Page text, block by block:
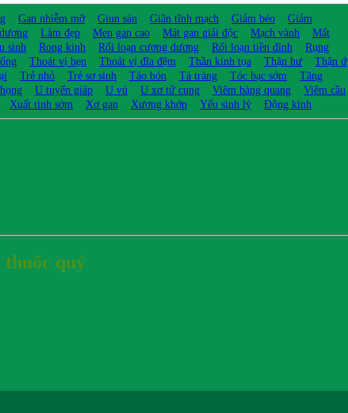
Gan nhiễm mỡ Giun sán Giãn tĩnh mạch Giảm béo
Giảm
Làm đẹp Men gan cao Mát gan giải độc Mạch vành
Mất
sinh Rong kinh Rối loạn cương dương Rối loạn tiền đình
Rụng
Thoát vị bẹn Thoát vị đĩa đệm Thần kinh tọa Thận hư
Thận ứ
Trẻ nhỏ Trẻ sơ sinh Táo bón Tá tràng Tóc bạc sớm
Tăng
U tuyến giáp U vú U xơ tử cung Viêm bàng quang
Viêm cầu
Xuất tinh sớm Xơ gan Xương khớp Yếu sinh lý Động kinh
thuốc quý